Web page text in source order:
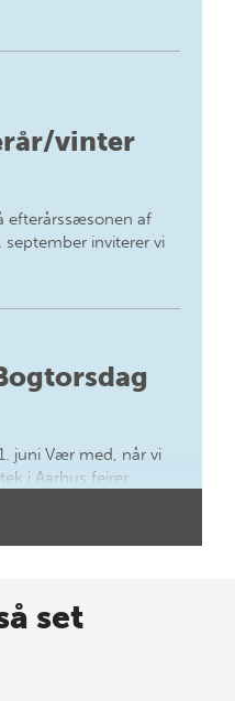
vinter
efterårssæsonen af
inviterer vi
juni Vær med, når vi
i Aarhus fejrer
sommer-
set